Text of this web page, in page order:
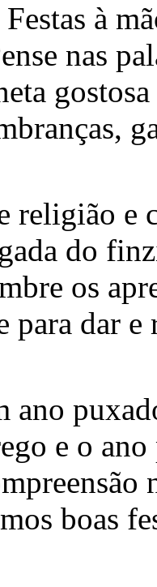
à
nas
religião e
do
os
para dar e
ano
e o
boas